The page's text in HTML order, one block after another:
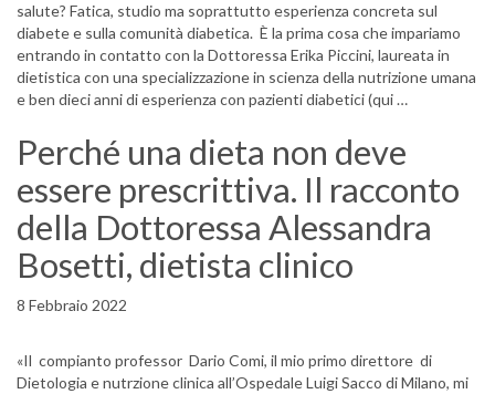
salute? Fatica, studio ma soprattutto esperienza concreta sul
diabete e sulla comunità diabetica. È la prima cosa che impariamo
entrando in contatto con la Dottoressa Erika Piccini, laureata in
dietistica con una specializzazione in scienza della nutrizione umana
e ben dieci anni di esperienza con pazienti diabetici (qui …
Perché una dieta non deve
essere prescrittiva. Il racconto
della Dottoressa Alessandra
Bosetti, dietista clinico
8 Febbraio 2022
«Il compianto professor Dario Comi, il mio primo direttore di
Dietologia e nutrzione clinica all’Ospedale Luigi Sacco di Milano, mi